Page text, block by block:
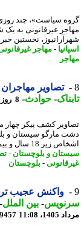
سیاست»، چند روزی
غیرقانونی به یک شهر
نخستین خبر آن
-مهاجر غیرقانونی-
تصاویر مهاجران
-حوادث -8 روز پیش - شنبه 10 مرداد 1405، 11:10
کشف پیکر چهار
مارگو سیستان و
و بیماران قلبی و روحی مناسب نیست.
و بلوچستان-تصاویر
-بلوچستان
واکنش عجیب ترامپ
-بین الملل-
11:08